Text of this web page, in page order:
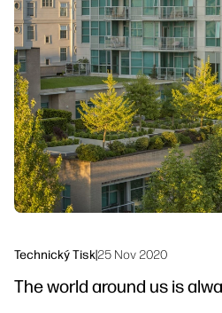
Řešení pracovních postupů
Udržitelnost
Technický Tisk|25 Nov 2020
The world around us is